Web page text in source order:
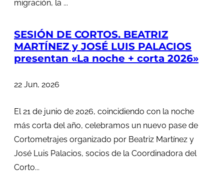
migración, la ...
SESIÓN DE CORTOS. BEATRIZ
MARTÍNEZ y JOSÉ LUIS PALACIOS
presentan «La noche + corta 2026»
22 Jun, 2026
El 21 de junio de 2026, coincidiendo con la noche
más corta del año, celebramos un nuevo pase de
Cortometrajes organizado por Beatriz Martínez y
José Luis Palacios, socios de la Coordinadora del
Corto...